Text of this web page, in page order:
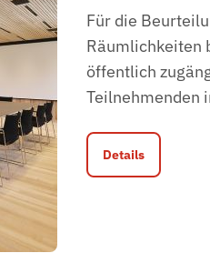
Für die
Räumlichkeiten
öffentlich
Teilnehmenden
Details